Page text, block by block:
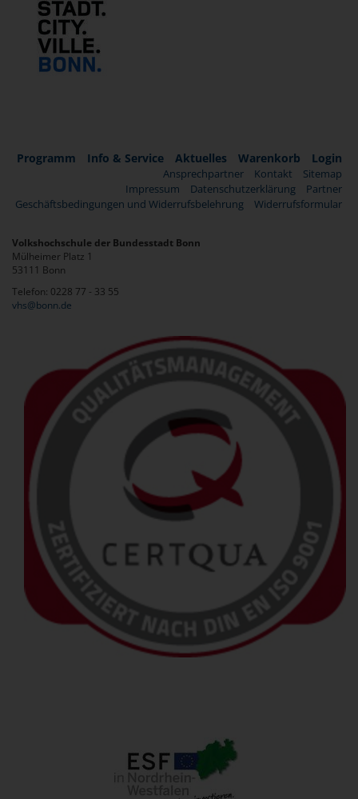
Programm Info & Service Aktuelles Warenkorb Login
Ansprechpartner Kontakt
Sitemap
Impressum
Datenschutzerklärung
Partner
Geschäftsbedingungen und Widerrufsbelehrung
Widerrufsformular
Volkshochschule der Bundesstadt Bonn
Mülheimer Platz 1
53111 Bonn
Telefon: 0228 77 - 33 55
vhs@bonn.de